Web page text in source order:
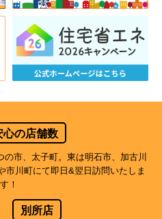
心の店舗数
市、太子町。東は明石市、加古川
市川町にて即日&翌日訪問いたしま
す！
別所店